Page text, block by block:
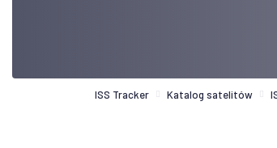
ISS Tracker Katalog satelitów